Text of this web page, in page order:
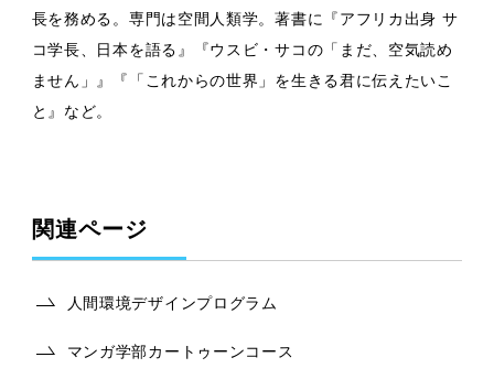
長を務める。専門は空間人類学。著書に『アフリカ出身 サ
コ学長、日本を語る』『ウスビ・サコの「まだ、空気読め
ません」』『「これからの世界」を生きる君に伝えたいこ
と』など。
関連ページ
人間環境デザインプログラム
マンガ学部カートゥーンコース